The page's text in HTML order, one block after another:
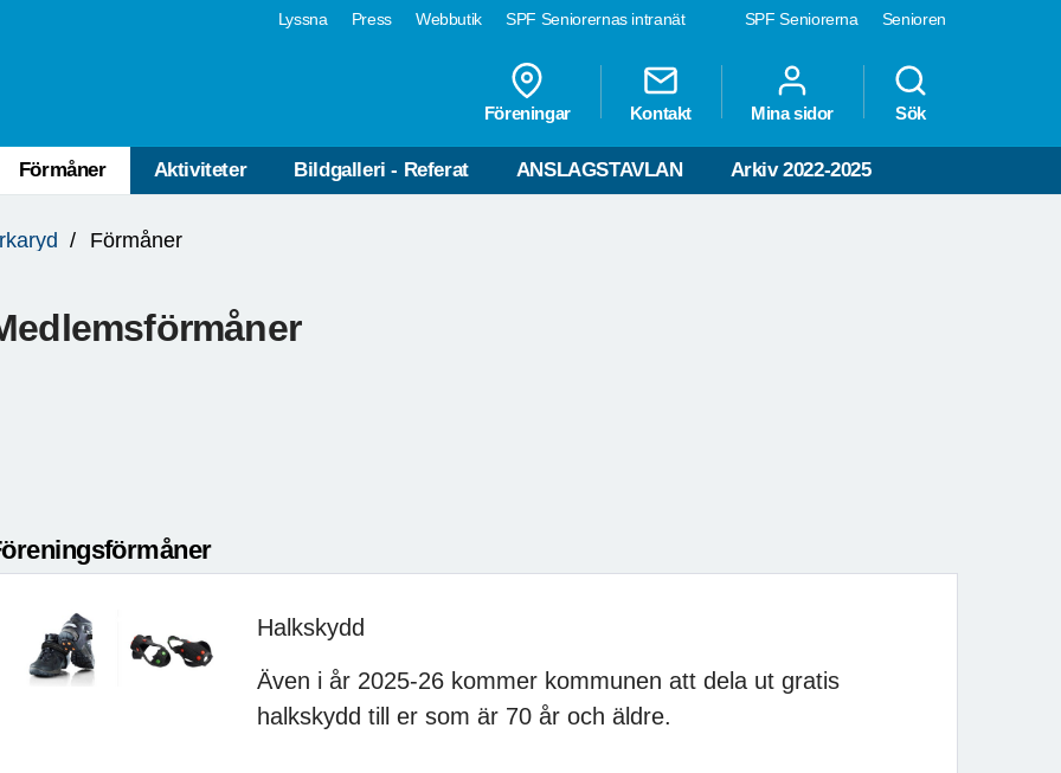
SPF Seniorerna Senioren
Lyssna Press Webbutik SPF Seniorernas intranät
Föreningar Kontakt Mina sidor Sök
Förmåner Aktiviteter Bildgalleri - Referat ANSLAGSTAVLAN Arkiv 2022-2025
Förmåner
Halkskydd
Även i år 2025-26 kommer kommunen att dela ut gratis
halkskydd till er som är 70 år och äldre.